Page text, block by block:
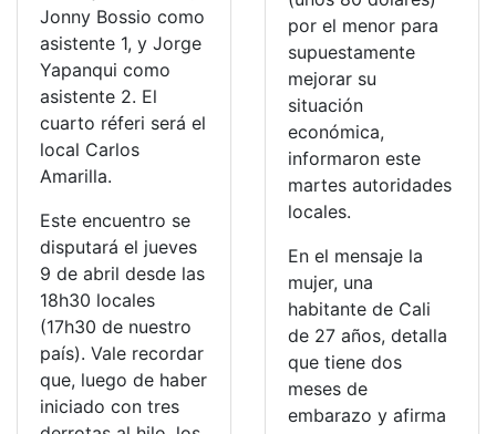
Jonny Bossio como
asistente 1, y Jorge
Yapanqui como
asistente 2. El
cuarto réferi será el
local Carlos
Amarilla.
Este encuentro se
disputará el jueves
9 de abril desde las
18h30 locales
(17h30 de nuestro
país). Vale recordar
que, luego de haber
iniciado con tres
por el menor para
supuestamente
mejorar su
situación
económica,
informaron este
martes autoridades
locales.
En el mensaje la
mujer, una
habitante de Cali
de 27 años, detalla
que tiene dos
meses de
embarazo y afirma